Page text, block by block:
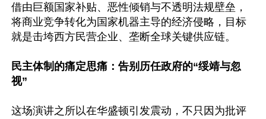
借由巨额国家补贴、恶性倾销与不透明法规壁垒，
将商业竞争转化为国家机器主导的经济侵略，目标
就是击垮西方民营企业、垄断全球关键供应链。
民主体制的痛定思痛：告别历任政府的“绥靖与忽
视”
这场演讲之所以在华盛顿引发震动，不只因为批评